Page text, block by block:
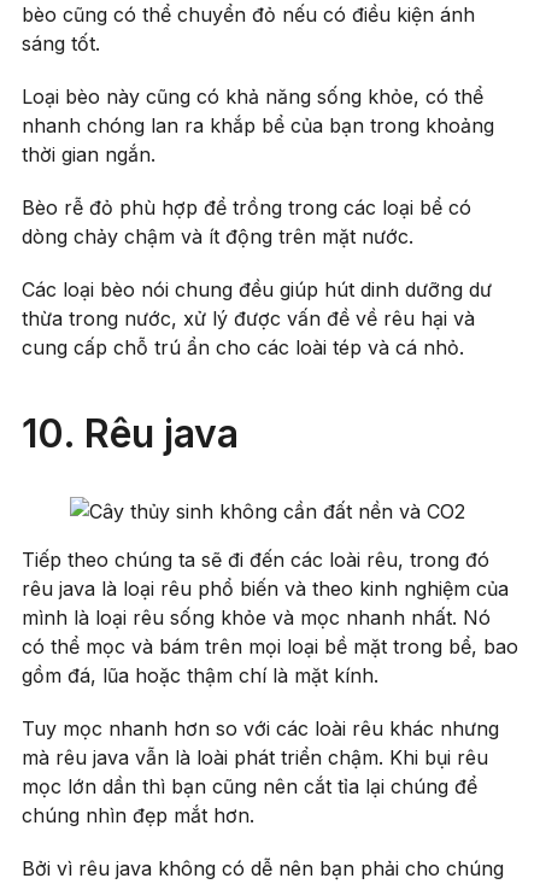
bèo cũng có thể chuyển đỏ nếu có điều kiện ánh
sáng tốt.
Loại bèo này cũng có khả năng sống khỏe, có thể
nhanh chóng lan ra khắp bể của bạn trong khoảng
thời gian ngắn.
Bèo rễ đỏ phù hợp để trồng trong các loại bể có
dòng chảy chậm và ít động trên mặt nước.
Các loại bèo nói chung đều giúp hút dinh dưỡng dư
thừa trong nước, xử lý được vấn đề về rêu hại và
cung cấp chỗ trú ẩn cho các loài tép và cá nhỏ.
10. Rêu java
Tiếp theo chúng ta sẽ đi đến các loài rêu, trong đó
rêu java là loại rêu phổ biến và theo kinh nghiệm của
mình là loại rêu sống khỏe và mọc nhanh nhất. Nó
có thể mọc và bám trên mọi loại bề mặt trong bể, bao
gồm đá, lũa hoặc thậm chí là mặt kính.
Tuy mọc nhanh hơn so với các loài rêu khác nhưng
mà rêu java vẫn là loài phát triển chậm. Khi bụi rêu
mọc lớn dần thì bạn cũng nên cắt tỉa lại chúng để
chúng nhìn đẹp mắt hơn.
Bởi vì rêu java không có dễ nên bạn phải cho chúng